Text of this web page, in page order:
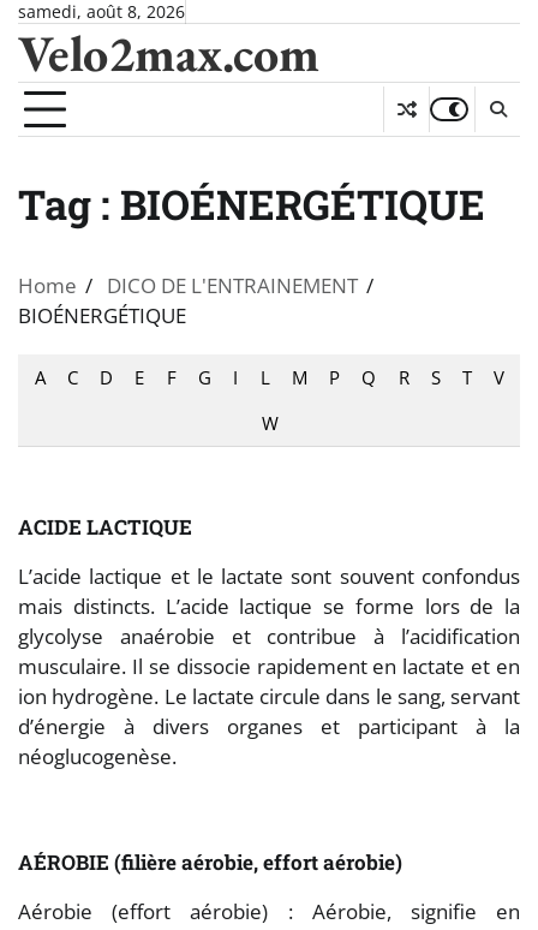
Skip
content
samedi, août 8, 2026
Velo2max.com
Tag : BIOÉNERGÉTIQUE
Home
DICO DE L'ENTRAINEMENT
BIOÉNERGÉTIQUE
A C D E F G I L M P Q R S T
V
W
ACIDE LACTIQUE
L’acide lactique et le lactate sont souvent confondus
mais distincts. L’acide lactique se forme lors de la
glycolyse anaérobie et contribue à l’acidification
musculaire. Il se dissocie rapidement en lactate et en
ion hydrogène. Le lactate circule dans le sang, servant
d’énergie à divers organes et participant à la
néoglucogenèse.
AÉROBIE (filière aérobie, effort aérobie)
Aérobie (effort aérobie) : Aérobie, signifie en